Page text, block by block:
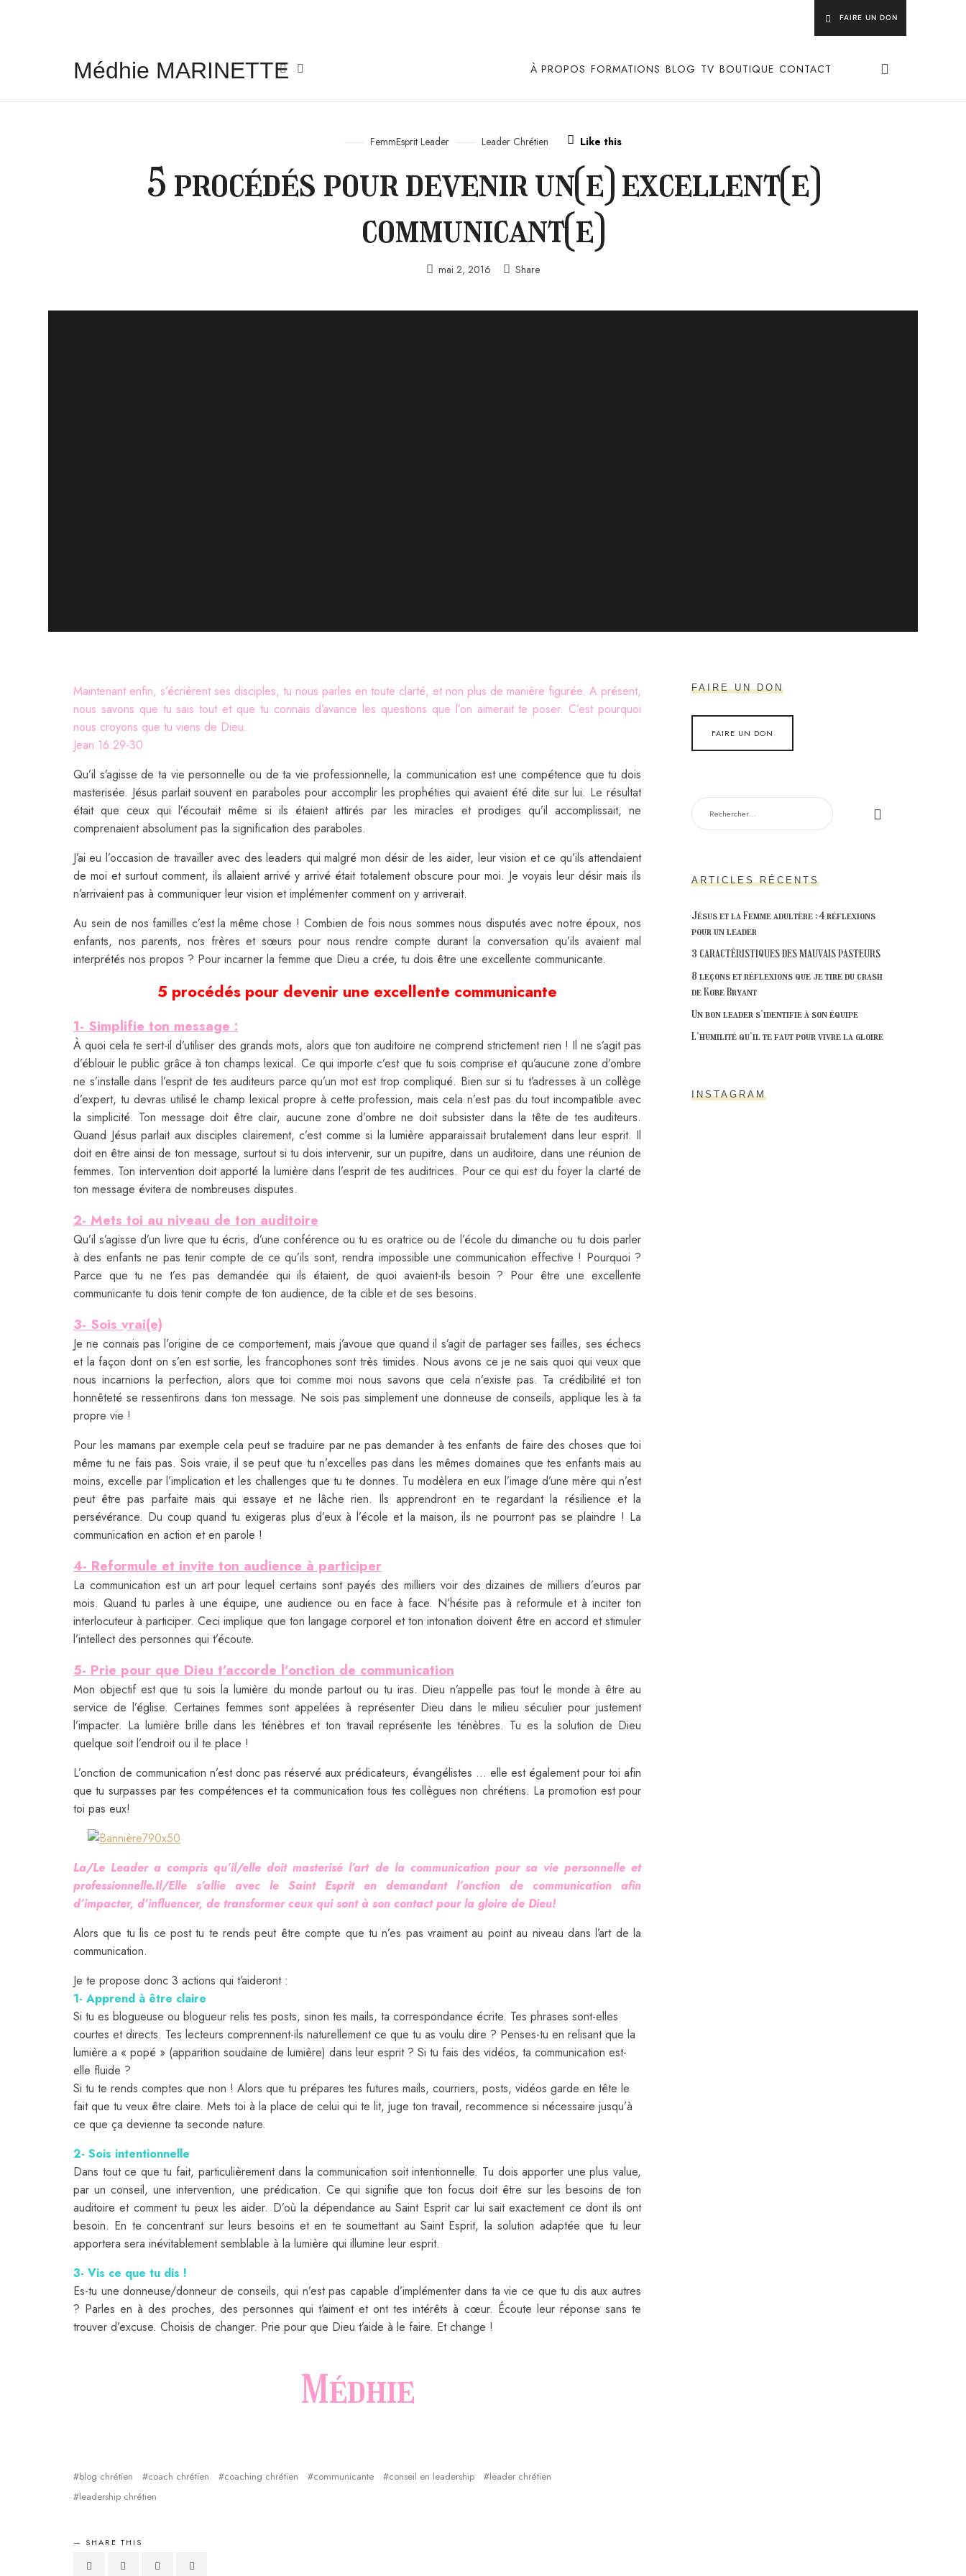
FAIRE UN DON
Médhie MARINETTE
Médhie MARINETTE À PROPOS FORMATIONS BLOG TV BOUTIQUE CONTACT
FemmEsprit Leader Leader Chrétien Like this
5 procédés pour devenir un(e) excellent(e)
communicant(e)
mai 2, 2016 Share
Maintenant enfin, s’écrièrent ses disciples, tu nous parles en toute clarté, et non plus de manière figurée. A présent,
nous savons que tu sais tout et que tu connais d’avance les questions que l’on aimerait te poser. C’est pourquoi
nous croyons que tu viens de Dieu.
Jean 16:29-30
Qu’il s’agisse de ta vie personnelle ou de ta vie professionnelle, la communication est une compétence que tu dois
masterisée. Jésus parlait souvent en paraboles pour accomplir les prophéties qui avaient été dite sur lui. Le résultat
était que ceux qui l’écoutait même si ils étaient attirés par les miracles et prodiges qu’il accomplissait, ne
comprenaient absolument pas la signification des paraboles.
J’ai eu l’occasion de travailler avec des leaders qui malgré mon désir de les aider, leur vision et ce qu’ils attendaient
de moi et surtout comment, ils allaient arrivé y arrivé était totalement obscure pour moi. Je voyais leur désir mais ils
n’arrivaient pas à communiquer leur vision et implémenter comment on y arriverait.
Au sein de nos familles c’est la même chose ! Combien de fois nous sommes nous disputés avec notre époux, nos
enfants, nos parents, nos frères et sœurs pour nous rendre compte durant la conversation qu’ils avaient mal
interprétés nos propos ? Pour incarner la femme que Dieu a crée, tu dois être une excellente communicante.
5 procédés pour devenir une excellente communicante
1- Simplifie ton message :
À quoi cela te sert-il d’utiliser des grands mots, alors que ton auditoire ne comprend strictement rien ! Il ne s’agit pas
d’éblouir le public grâce à ton champs lexical. Ce qui importe c’est que tu sois comprise et qu’aucune zone d’ombre
ne s’installe dans l’esprit de tes auditeurs parce qu’un mot est trop compliqué. Bien sur si tu t’adresses à un collège
d’expert, tu devras utilisé le champ lexical propre à cette profession, mais cela n’est pas du tout incompatible avec
la simplicité. Ton message doit être clair, aucune zone d’ombre ne doit subsister dans la tête de tes auditeurs.
Quand Jésus parlait aux disciples clairement, c’est comme si la lumière apparaissait brutalement dans leur esprit. Il
doit en être ainsi de ton message, surtout si tu dois intervenir, sur un pupitre, dans un auditoire, dans une réunion de
femmes. Ton intervention doit apporté la lumière dans l’esprit de tes auditrices. Pour ce qui est du foyer la clarté de
ton message évitera de nombreuses disputes.
2- Mets toi au niveau de ton auditoire
Qu’il s’agisse d’un livre que tu écris, d’une conférence ou tu es oratrice ou de l’école du dimanche ou tu dois parler
à des enfants ne pas tenir compte de ce qu’ils sont, rendra impossible une communication effective ! Pourquoi ?
Parce que tu ne t’es pas demandée qui ils étaient, de quoi avaient-ils besoin ? Pour être une excellente
communicante tu dois tenir compte de ton audience, de ta cible et de ses besoins.
3- Sois vrai(e)
Je ne connais pas l’origine de ce comportement, mais j’avoue que quand il s’agit de partager ses failles, ses échecs
et la façon dont on s’en est sortie, les francophones sont très timides. Nous avons ce je ne sais quoi qui veux que
nous incarnions la perfection, alors que toi comme moi nous savons que cela n’existe pas. Ta crédibilité et ton
honnêteté se ressentirons dans ton message. Ne sois pas simplement une donneuse de conseils, applique les à ta
propre vie !
Pour les mamans par exemple cela peut se traduire par ne pas demander à tes enfants de faire des choses que toi
même tu ne fais pas. Sois vraie, il se peut que tu n’excelles pas dans les mêmes domaines que tes enfants mais au
moins, excelle par l’implication et les challenges que tu te donnes. Tu modèlera en eux l’image d’une mère qui n’est
peut être pas parfaite mais qui essaye et ne lâche rien. Ils apprendront en te regardant la résilience et la
persévérance. Du coup quand tu exigeras plus d’eux à l’école et la maison, ils ne pourront pas se plaindre ! La
communication en action et en parole !
4- Reformule et invite ton audience à participer
La communication est un art pour lequel certains sont payés des milliers voir des dizaines de milliers d’euros par
mois. Quand tu parles à une équipe, une audience ou en face à face. N’hésite pas à reformule et à inciter ton
interlocuteur à participer. Ceci implique que ton langage corporel et ton intonation doivent être en accord et stimuler
l’intellect des personnes qui t’écoute.
5- Prie pour que Dieu t’accorde l’onction de communication
Mon objectif est que tu sois la lumière du monde partout ou tu iras. Dieu n’appelle pas tout le monde à être au
service de l’église. Certaines femmes sont appelées à représenter Dieu dans le milieu séculier pour justement
l’impacter. La lumière brille dans les ténèbres et ton travail représente les ténèbres. Tu es la solution de Dieu
quelque soit l’endroit ou il te place !
L’onction de communication n’est donc pas réservé aux prédicateurs, évangélistes … elle est également pour toi afin
que tu surpasses par tes compétences et ta communication tous tes collègues non chrétiens. La promotion est pour
toi pas eux!
La/Le Leader a compris qu’il/elle doit masterisé l’art de la communication pour sa vie personnelle et
professionnelle.Il/Elle s’allie avec le Saint Esprit en demandant l’onction de communication afin
d’impacter, d’influencer, de transformer ceux qui sont à son contact pour la gloire de Dieu!
Alors que tu lis ce post tu te rends peut être compte que tu n’es pas vraiment au point au niveau dans l’art de la
communication.
Je te propose donc 3 actions qui t’aideront :
1- Apprend à être claire
Si tu es blogueuse ou blogueur relis tes posts, sinon tes mails, ta correspondance écrite. Tes phrases sont-elles
courtes et directs. Tes lecteurs comprennent-ils naturellement ce que tu as voulu dire ? Penses-tu en relisant que la
lumière a « popé » (apparition soudaine de lumière) dans leur esprit ? Si tu fais des vidéos, ta communication est-
elle fluide ?
Si tu te rends comptes que non ! Alors que tu prépares tes futures mails, courriers, posts, vidéos garde en tête le
fait que tu veux être claire. Mets toi à la place de celui qui te lit, juge ton travail, recommence si nécessaire jusqu’à
ce que ça devienne ta seconde nature.
2- Sois intentionnelle
Dans tout ce que tu fait, particulièrement dans la communication soit intentionnelle. Tu dois apporter une plus value,
par un conseil, une intervention, une prédication. Ce qui signifie que ton focus doit être sur les besoins de ton
auditoire et comment tu peux les aider. D’où la dépendance au Saint Esprit car lui sait exactement ce dont ils ont
besoin. En te concentrant sur leurs besoins et en te soumettant au Saint Esprit, la solution adaptée que tu leur
apportera sera inévitablement semblable à la lumière qui illumine leur esprit.
3- Vis ce que tu dis !
Es-tu une donneuse/donneur de conseils, qui n’est pas capable d’implémenter dans ta vie ce que tu dis aux autres
? Parles en à des proches, des personnes qui t’aiment et ont tes intérêts à cœur. Écoute leur réponse sans te
trouver d’excuse. Choisis de changer. Prie pour que Dieu t’aide à le faire. Et change !
Médhie
blog chrétien coach chrétien coaching chrétien communicante conseil en leadership
leader chrétien
leadership chrétien
SHARE THIS
FAIRE UN DON
FAIRE UN DON
ARTICLES RÉCENTS
Jésus et la Femme adultère : 4 réflexions
pour un leader
3 CARACTÉRISTIQUES DES MAUVAIS PASTEURS
8 leçons et réflexions que je tire du crash
de Kobe Bryant
Un bon leader s’identifie à son équipe
L’humilité qu’il te faut pour vivre la gloire
INSTAGRAM